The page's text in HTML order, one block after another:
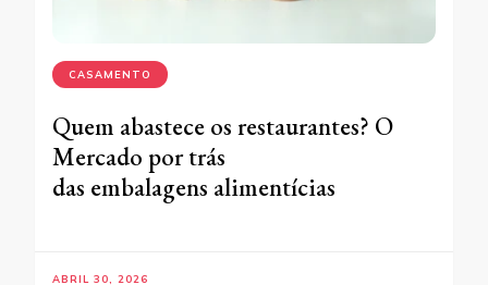
CASAMENTO
Quem abastece os restaurantes? O
Mercado por trás
das embalagens alimentícias
ABRIL 30, 2026